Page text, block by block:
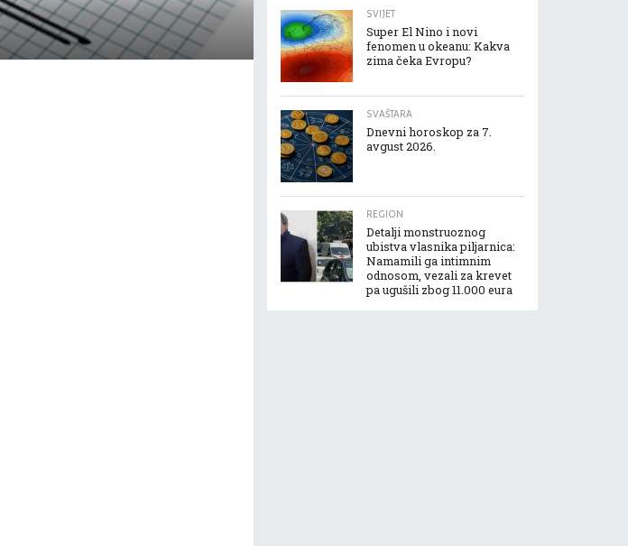
SVIJET
Super El Nino i novi
fenomen u okeanu: Kakva
zima čeka Evropu?
SVAŠTARA
Dnevni horoskop za 7.
avgust 2026.
REGION
Detalji monstruoznog
ubistva vlasnika piljarnica:
Namamili ga intimnim
odnosom, vezali za krevet
pa ugušili zbog 11.000 eura